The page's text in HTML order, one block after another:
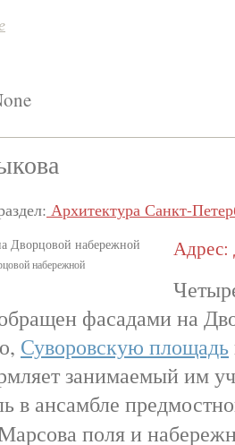
Архитектура Санкт-
набережной
Адрес:
фасадами на
Суворовскую площадь
занимаемый им
в ансамбле
Марсова поля и